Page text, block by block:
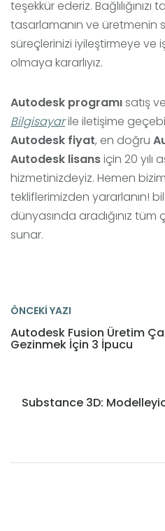
teşekkür ederiz.
tasarlamanın ve üretmenin
süreçlerinizi iyileştirmeye ve
olmaya kararlıyız.
Autodesk programısatış
Bilgisayarile iletişime
Autodesk fiyat, en doğru
Autodesk lisansiçin 20 yılı
hizmetinizdeyiz. Hemen
tekliflerimizden yararlanın!
dünyasında aradığınız
sunar.
ÖNCEKİ YAZI
Autodesk Fusion Üretim
Gezinmek İçin 3 İpucu
Substance 3D: